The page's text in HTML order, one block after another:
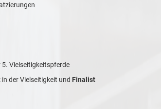
5. Vielseitigkeitspferde
in der Vielseitigkeit und Finalist